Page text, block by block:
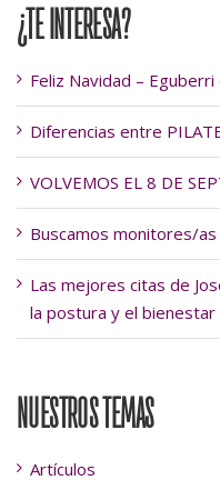
¿TE INTERESA?
Feliz Navidad –
Diferencias entre
VOLVEMOS EL 8 DE
Buscamos monitores/
Las mejores citas de
la postura y el bienestar
NUESTROS TEMAS
Artículos